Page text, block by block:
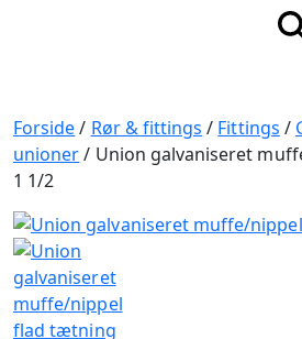
Forside/ Rør & fittings / Fittings /
unioner/ Union galvaniseret
1 1/2